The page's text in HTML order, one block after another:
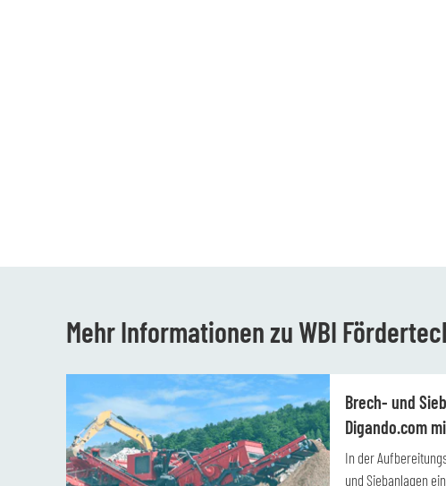
Mehr Informationen zu WBI
Brech- und
Digando.com
In der
und Siebanlagen